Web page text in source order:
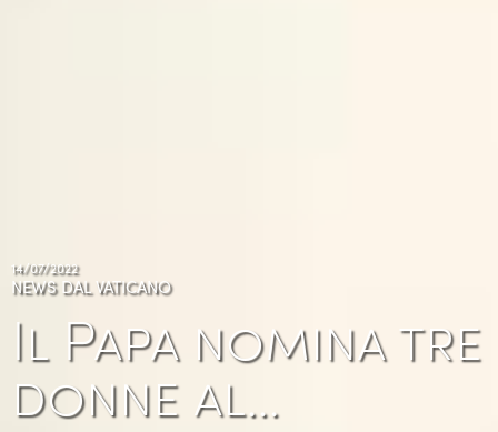
14/07/2022
NEWS DAL VATICANO
Il Papa nomina tre
donne al…